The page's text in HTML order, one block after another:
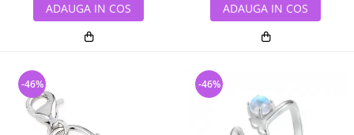
ADAUGA IN COS ADAUGA IN COS
-46% -46%